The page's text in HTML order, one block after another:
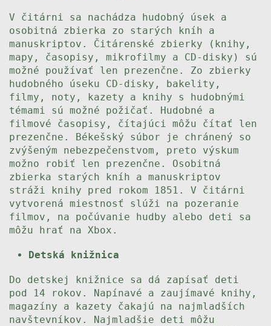
V čitárni sa nachádza hudobný úsek a
osobitná zbierka zo starých kníh a
manuskriptov. Čitárenské zbierky (knihy,
mapy, časopisy, mikrofilmy a CD-disky) sú
možné používať len prezenčne. Zo zbierky
hudobného úseku CD-disky, bakelity,
filmy, noty, kazety a knihy s hudobnými
témami sú možné požičať. Hudobné a
filmové časopisy, čítajúci môžu čítať len
prezenčne. Békešský súbor je chránený so
zvýšeným nebezpečenstvom, preto výskum
možno robiť len prezenčne. Osobitná
zbierka starých kníh a manuskriptov
stráži knihy pred rokom 1851. V čitárni
vytvorená miestnosť slúži na pozeranie
filmov, na počúvanie hudby alebo deti sa
môžu hrať na Xbox.
Detská knižnica
Do detskej knižnice sa dá zapísať deti
pod 14 rokov. Napínavé a zaujímavé knihy,
magazíny a kazety čakajú na najmladších
navštevníkov. Najmladšie deti môžu